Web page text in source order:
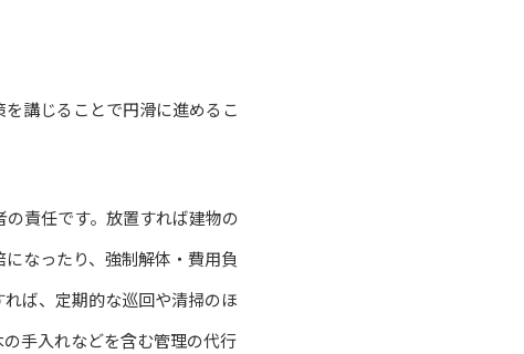
講じることで円滑に進めるこ
責任です。放置すれば建物の
なったり、強制解体・費用負
ば、定期的な巡回や清掃のほ
手入れなどを含む管理の代行